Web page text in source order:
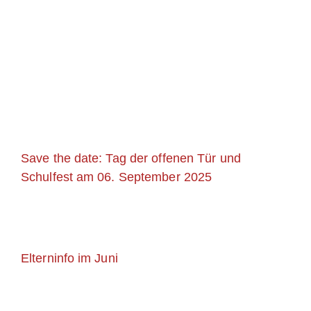
Save the date: Tag der offenen Tür und
Schulfest am 06. September 2025
Elterninfo im Juni